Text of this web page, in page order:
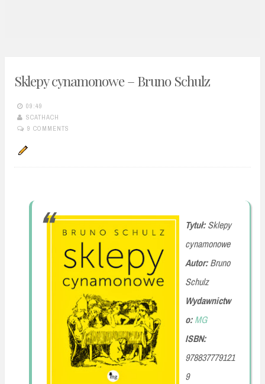
Sklepy cynamonowe – Bruno Schulz
09:49
SCATHACH
9 COMMENTS
Tytuł:Sklepy
cynamonowe
Autor:Bruno
Schulz
Wydawnictw
o: MG
ISBN:
978837779121
9